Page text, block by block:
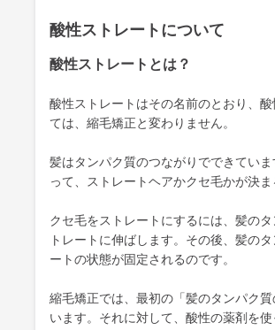
酸性ストレートについて
酸性ストレートとは？
酸性ストレートはその名前のとおり、
ては、縮毛矯正と変わりません。
髪はタンパク質のつながりでできてい
って、ストレートヘアかクセ毛かが決ま
クセ毛をストレートにするには、髪の
トレートに伸ばします。その後、髪の
ートの状態が固定されるのです。
縮毛矯正では、最初の「髪のタンパク
います。それに対して、酸性の薬剤を